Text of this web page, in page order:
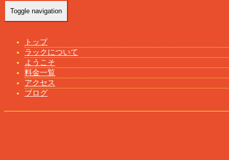
Toggle navigation
トップ
ラックについて
ようこそ
料金一覧
アクセス
ブログ
福生 タイマッサージ ラック
Home --福生 …